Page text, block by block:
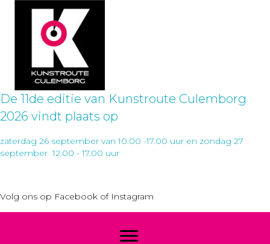
De 11de editie van Kunstroute Culemborg
2026 vindt plaats op
zaterdag 26 september van 10.00 -17.00 uur en zondag 27
september 12.00 - 17.00 uur
Volg ons op Facebook of Instagram